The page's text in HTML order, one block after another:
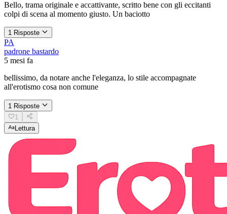
Bello, trama originale e accattivante, scritto bene con gli eccitanti
colpi di scena al momento giusto. Un baciotto
1 Risposte
PA
padrone bastardo
5 mesi fa
bellissimo, da notare anche l'eleganza, lo stile accompagnate
all'erotismo cosa non comune
1 Risposte
1
Lettura